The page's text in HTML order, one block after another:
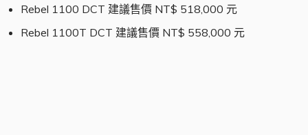
Rebel 1100 DCT 建議售價 NT$ 518,000 元
Rebel 1100T DCT 建議售價 NT$ 558,000 元